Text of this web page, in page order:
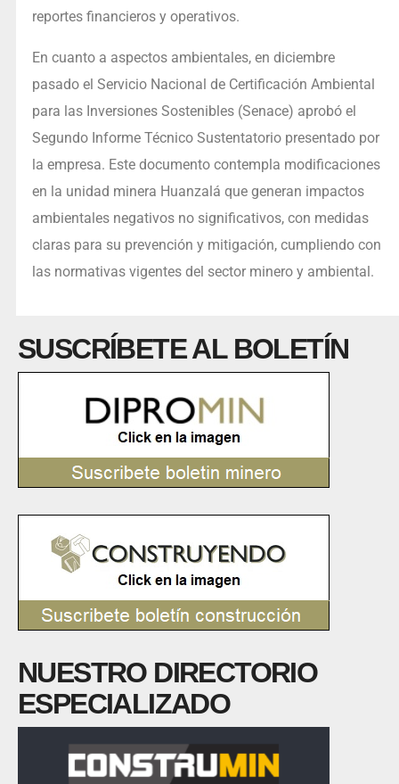
reportes financieros y operativos.
En cuanto a aspectos ambientales, en diciembre
pasado el Servicio Nacional de Certificación Ambiental
para las Inversiones Sostenibles (Senace) aprobó el
Segundo Informe Técnico Sustentatorio presentado por
la empresa. Este documento contempla modificaciones
en la unidad minera Huanzalá que generan impactos
ambientales negativos no significativos, con medidas
claras para su prevención y mitigación, cumpliendo con
las normativas vigentes del sector minero y ambiental.
SUSCRÍBETE AL BOLETÍN
NUESTRO DIRECTORIO
ESPECIALIZADO